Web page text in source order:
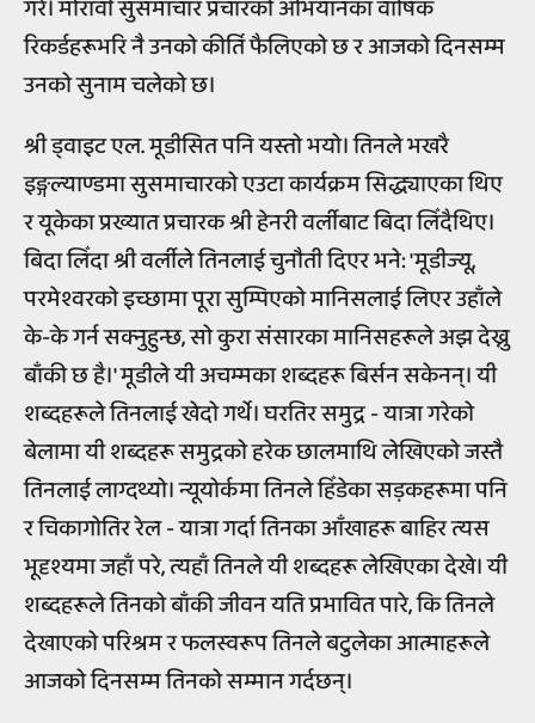
गरे। मोरावी सुसमाचार प्रचारको अभियानका वार्षिक
रिकर्डहरूभरि नै उनको कीर्ति फैलिएको छ र आजको दिनसम्म
उनको सुनाम चलेको छ।
श्री ड्वाइट एल. मूडीसित पनि यस्तो भयो। तिनले भखरै
इङ्गल्याण्डमा सुसमाचारको एउटा कार्यक्रम सिद्ध्याएका थिए
र यूकेका प्रख्यात प्रचारक श्री हेनरी वर्लीबाट बिदा लिँदैथिए।
बिदा लिँदा श्री वर्लीले तिनलाई चुनौती दिएर भने: 'मूडीज्यू,
परमेश्वरको इच्छामा पूरा सुम्पिएको मानिसलाई लिएर उहाँले
के-के गर्न सक्नुहुन्छ, सो कुरा संसारका मानिसहरूले अझ देख्नु
बाँकी छ है।' मूडीले यी अचम्मका शब्दहरू बिर्सन सकेनन्। यी
शब्दहरूले तिनलाई खेदो गर्थे। घरतिर समुद्र - यात्रा गरेको
बेलामा यी शब्दहरू समुद्रको हरेक छालमाथि लेखिएको जस्तै
तिनलाई लाग्दथ्यो। न्यूयोर्कमा तिनले हिँडेका सड़कहरूमा पनि
र चिकागोतिर रेल - यात्रा गर्दा तिनका आँखाहरू बाहिर त्यस
भूदृश्यमा जहाँ परे, त्यहाँ तिनले यी शब्दहरू लेखिएका देखे। यी
शब्दहरूले तिनको बाँकी जीवन यति प्रभावित पारे, कि तिनले
देखाएको परिश्रम र फलस्वरूप तिनले बटुलेका आत्माहरूले
आजको दिनसम्म तिनको सम्मान गर्दछन्।